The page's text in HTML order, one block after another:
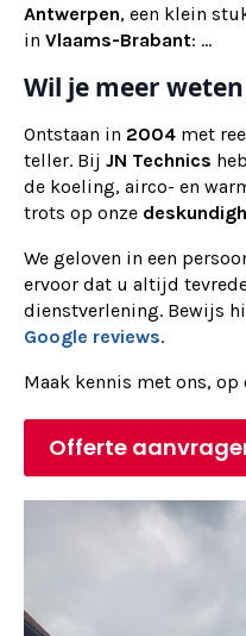
Antwerpen, een klein
in Vlaams-Brabant: ...
Wil je meer
Ontstaan in 2004 met
teller. Bij JN Technics
de koeling, airco- en
trots op onze
We geloven in een
ervoor dat u altijd
dienstverlening. Bewijs
Google reviews.
Maak kennis met ons, op
Offerte